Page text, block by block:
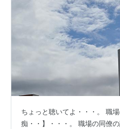
ちょっと聴いてよ・・・。 職
痴・・】・・・。 職場の同僚